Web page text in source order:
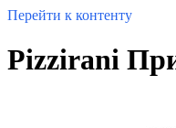
Перейти к контенту
Pizzirani